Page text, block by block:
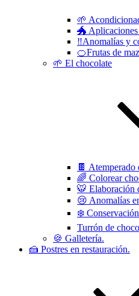
🌱
🐲 Aplicaciones
‼️Anomalías y
🍊Frutas de
🌱 El chocolate
🍫 Atemperado
🌈 Colorear
🐯 Elaboración
😢 Anomalías
❄️
Turrón de
🍪 Galletería.
🍰 Postres en restauración.